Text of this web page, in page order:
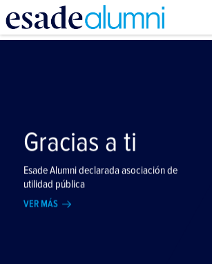
Pasar
Gracias a ti
Esade Alumni declarada asociación de
utilidad pública
VER MÁS